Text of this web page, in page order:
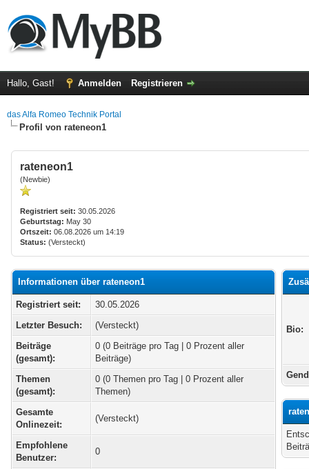
Hallo, Gast! Anmelden Registrieren
das Alfa Romeo Technik Portal
Profil von rateneon1
rateneon1
(Newbie)
Registriert seit: 30.05.2026
Geburtstag: May 30
Ortszeit: 06.08.2026 um 14:19
Status: (Versteckt)
Informationen über rateneon1
Registriert seit:
30.05.2026
Letzter Besuch:
(Versteckt)
Beiträge
(gesamt):
0 (0 Beiträge pro Tag | 0 Prozent aller
Beiträge)
Themen
(gesamt):
0 (0 Themen pro Tag | 0 Prozent aller
Themen)
Gesamte
Onlinezeit:
(Versteckt)
Empfohlene
Benutzer:
0
Bio: